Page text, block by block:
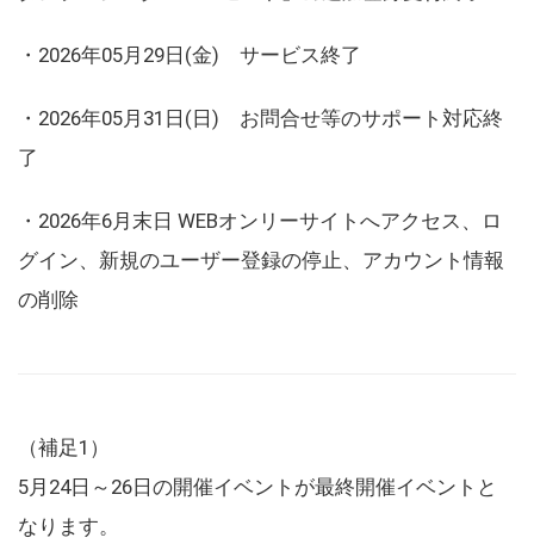
・2026年05月29日(金) サービス終了
・2026年05月31日(日) お問合せ等のサポート対応終
了
・2026年6月末日 WEBオンリーサイトへアクセス、ロ
グイン、新規のユーザー登録の停止、アカウント情報
の削除
（補足1）
5月24日～26日の開催イベントが最終開催イベントと
なります。